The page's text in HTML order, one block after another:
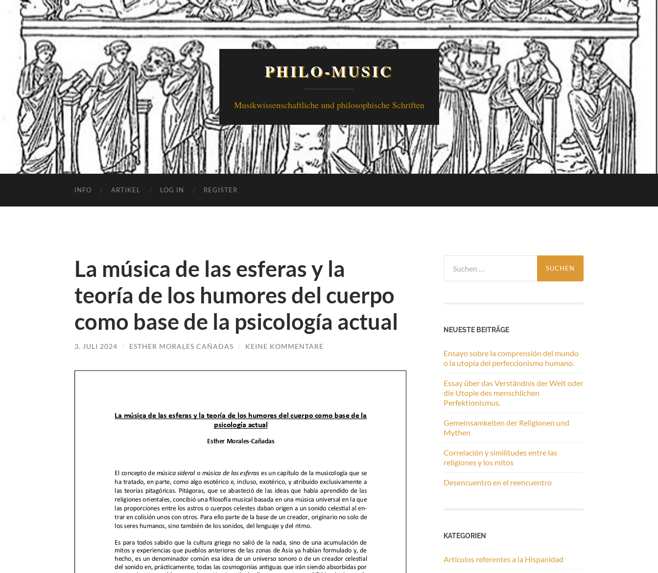
PHILO-MUSIC
Musikwissenschaftliche und philosophische Schriften
INFO ARTIKEL LOG IN REGISTER
La música de las esferas y la
teoría de los humores del cuerpo
como base de la psicología actual
3. JULI 2024 / ESTHER MORALES CAÑADAS / KEINE KOMMENTARE
nach:
NEUESTE BEITRÄGE
Ensayo sobre la comprensión del mundo
o la utopía del perfeccionismo humano.
Essay über das Verständnis der Welt oder
die Utopie des menschlichen
Perfektionismus.
Gemeinsamkeiten der Religionen und
Mythen
Correlación y similitudes entre las
religiones y los mitos
Desencuentro en el reencuentro
KATEGORIEN
Artículos referentes a la Hispanidad